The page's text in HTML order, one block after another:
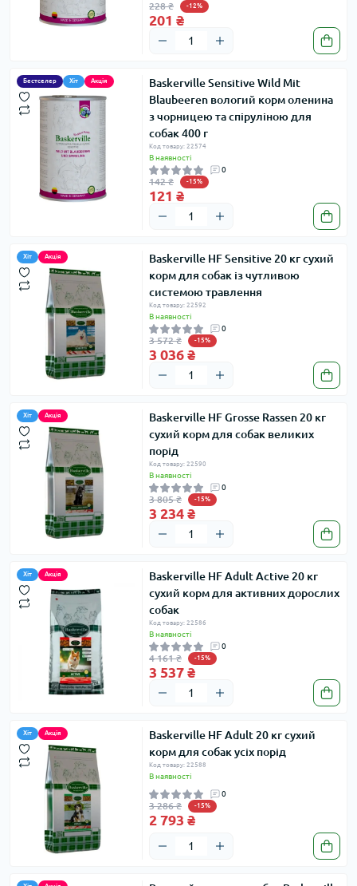
228 ₴ -12%
201 ₴
Бестселер Хіт Акція
Baskerville Sensitive Wild Mit
Blaubeeren вологий корм оленина
з чорницею та спіруліною для
собак 400 г
Код товару: 22574
В наявності
0
142 ₴ -15%
121 ₴
Хіт Акція
Baskerville HF Sensitive 20 кг сухий
корм для собак із чутливою
системою травлення
Код товару: 22592
В наявності
0
3 572 ₴ -15%
3 036 ₴
Хіт Акція
Baskerville HF Grosse Rassen 20 кг
сухий корм для собак великих
порід
Код товару: 22590
В наявності
0
3 805 ₴ -15%
3 234 ₴
Хіт Акція
Baskerville HF Adult Active 20 кг
сухий корм для активних дорослих
собак
Код товару: 22586
В наявності
0
4 161 ₴ -15%
3 537 ₴
Хіт Акція
Baskerville HF Adult 20 кг сухий
корм для собак усіх порід
Код товару: 22588
В наявності
0
3 286 ₴ -15%
2 793 ₴